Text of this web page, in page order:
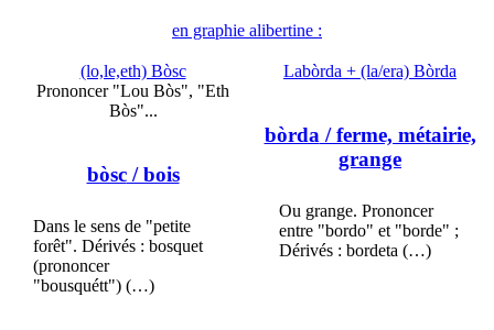
en graphie alibertine :
(lo,le,eth) Bòsc
Prononcer "Lou Bòs", "Eth
Bòs"...
bòsc/ bois
Dans le sens de "petite
forêt". Dérivés : bosquet
(prononcer
"bousquétt") (…)
Labòrda + (la/era) Bòrda
bòrda / ferme, métairie,
grange
Ou grange. Prononcer
entre "bordo" et "borde" ;
Dérivés : bordeta (…)